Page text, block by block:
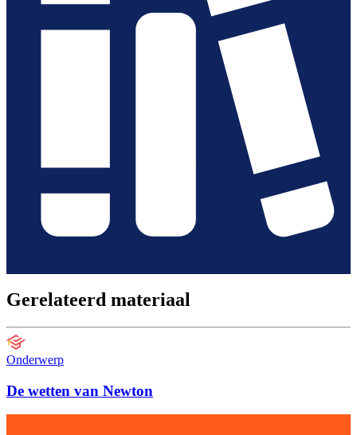
Gerelateerd materiaal
Onderwerp
De wetten van Newton